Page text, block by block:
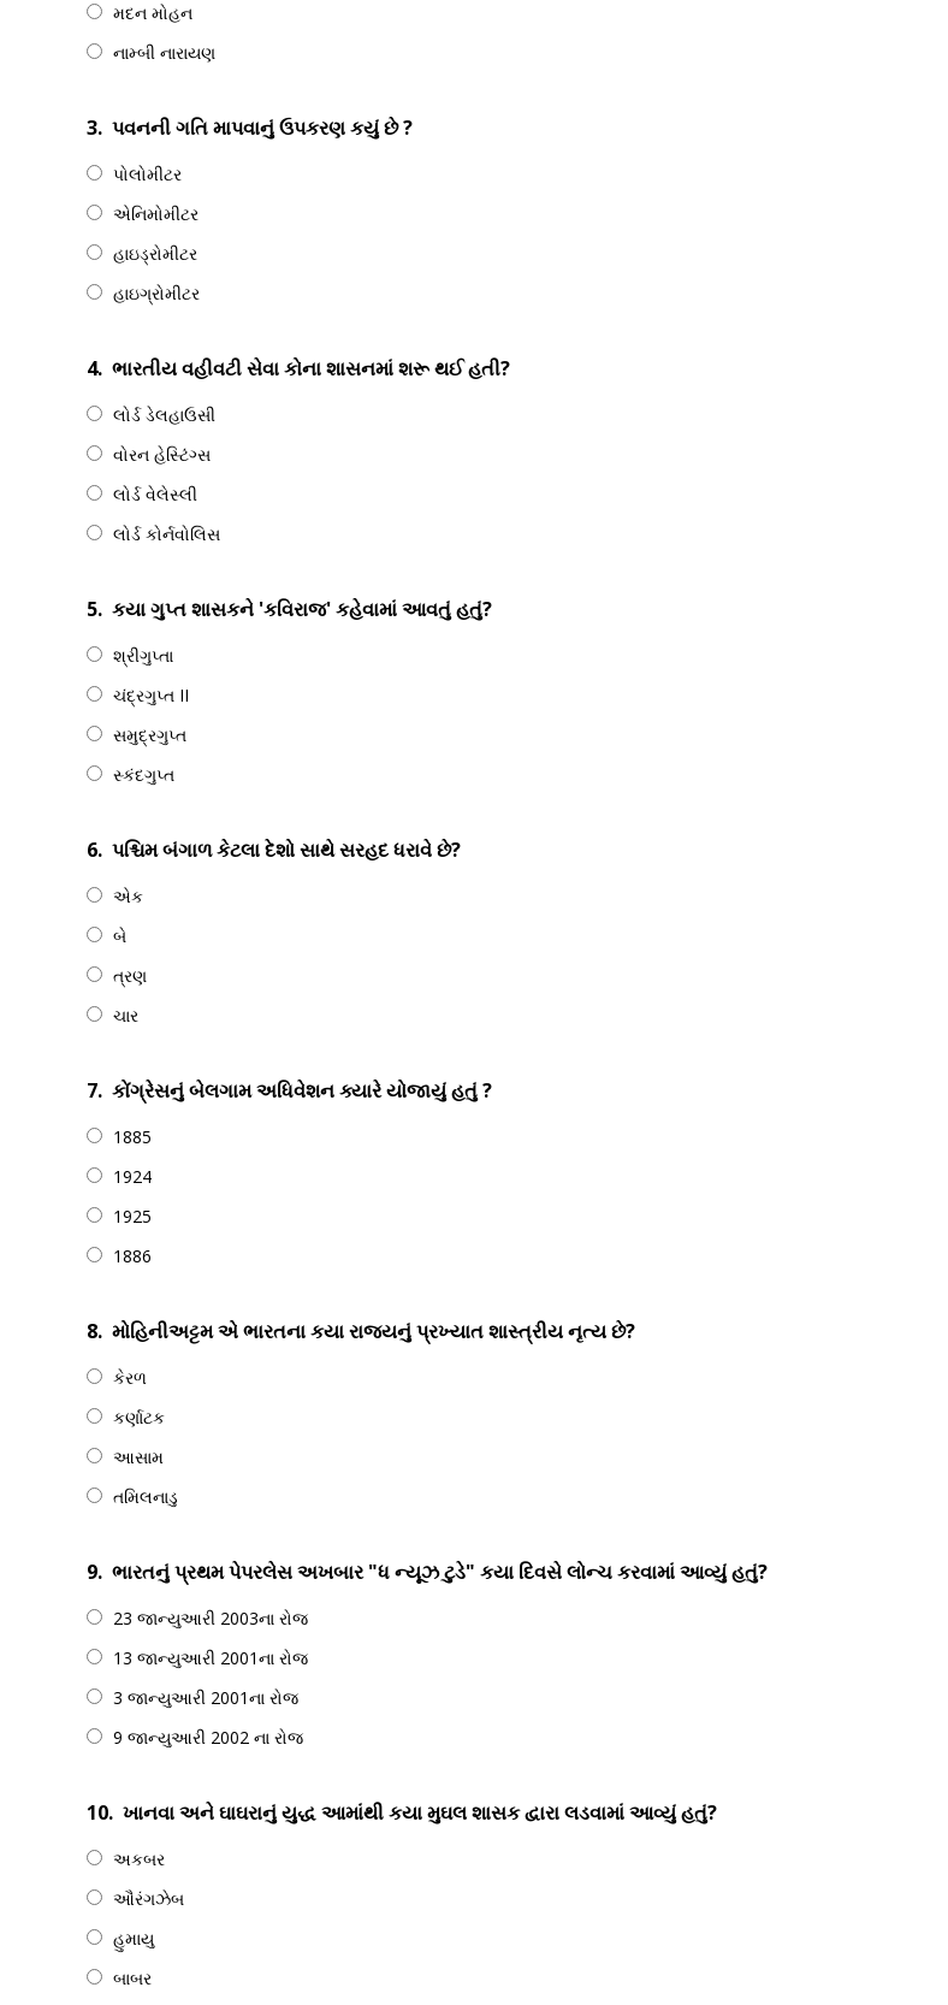
મદન મોહન
નામ્બી નારાયણ
3. પવનની ગતિ માપવાનું ઉપકરણ કયું છે ?
પોલોમીટર
એનિમોમીટર
હાઇડ્રોમીટર
હાઇગ્રોમીટર
4. ભારતીય વહીવટી સેવા કોના શાસનમાં શરૂ થઈ હતી?
લોર્ડ ડેલહાઉસી
વોરન હેસ્ટિંગ્સ
લોર્ડ વેલેસ્લી
લોર્ડ કોર્નવોલિસ
5. કયા ગુપ્ત શાસકને 'કવિરાજ' કહેવામાં આવતું હતું?
શ્રીગુપ્તા
ચંદ્રગુપ્ત II
સમુદ્રગુપ્ત
સ્કંદગુપ્ત
6. પશ્ચિમ બંગાળ કેટલા દેશો સાથે સરહદ ધરાવે છે?
એક
બે
ત્રણ
ચાર
7. કોંગ્રેસનું બેલગામ અધિવેશન ક્યારે યોજાયું હતું ?
1885
1924
1925
1886
8. મોહિનીઅટ્ટમ એ ભારતના કયા રાજ્યનું પ્રખ્યાત શાસ્ત્રીય નૃત્ય છે?
કેરળ
કર્ણાટક
આસામ
તમિલનાડુ
9. ભારતનું પ્રથમ પેપરલેસ અખબાર "ધ ન્યૂઝ ટુડે" કયા દિવસે લોન્ચ કરવામાં આવ્યું હતું?
23 જાન્યુઆરી 2003ના રોજ
13 જાન્યુઆરી 2001ના રોજ
3 જાન્યુઆરી 2001ના રોજ
9 જાન્યુઆરી 2002 ના રોજ
10. ખાનવા અને ઘાઘરાનું યુદ્ધ આમાંથી કયા મુઘલ શાસક દ્વારા લડવામાં આવ્યું હતું?
અકબર
ઔરંગઝેબ
હુમાયુ
બાબર